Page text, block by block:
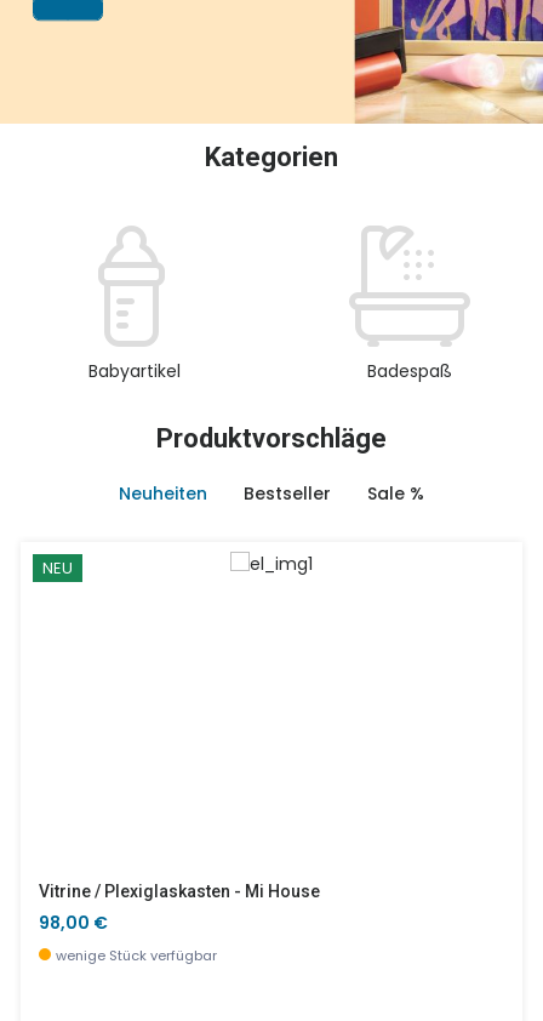
Kategorien
Babyartikel Badespaß
Produktvorschläge
Neuheiten Bestseller Sale %
NEU
Vitrine / Plexiglaskasten - Mi House
98,00 €
wenige Stück verfügbar